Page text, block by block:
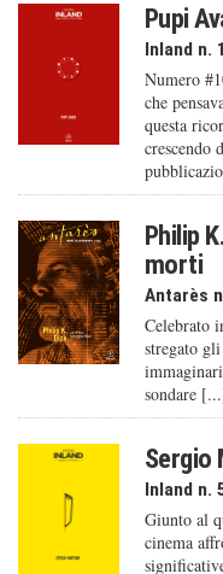
Pupi
Inland n.
Numero
che
questa
crescendo
Philip
morti
Antarès
Celebrato
stregato
sondare
Sergio
Inland n.
Giunto al
cinema